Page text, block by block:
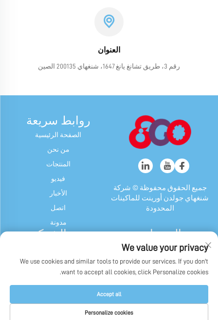
العنوان
رقم 3، طريق تشانغ يانغ 1647، شنغهاي 200135 الصين
جميع الحقوق محفوظة © شركة
شنغهاي جولدن أورينت للماكينات
المحدودة
روابط سريعة
الصفحة الرئيسية
من نحن
المنتجات
فيديو
الأخبار
اتصل
مدونة
المنتجات
آلة الحلوى والعلكة
جهاز شوكولاتة
ماكينة تغليف الحلوى والعلكة
آلات أخرى
عن الشركة
تاريخنا
We value your privacy
We use cookies and similar tools to provide our services. If you don't
want to accept all cookies, click Personalize cookies.
Personalize cookies
Accept all